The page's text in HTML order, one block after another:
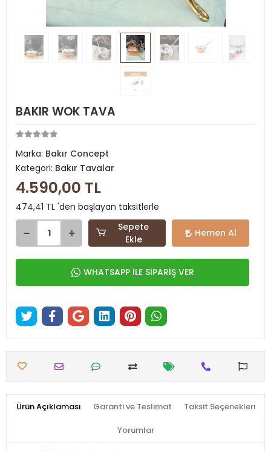
BAKIR WOK TAVA
Marka: Bakır Concept
Kategori: Bakır Tavalar
4.590,00 TL
474,41 TL 'den başlayan taksitlerle
Sepete
Ekle
Hemen Al
WHATSAPP İLE SİPARİŞ VER
Ürün Açıklaması Garanti ve Teslimat Taksit Seçenekleri
Yorumlar